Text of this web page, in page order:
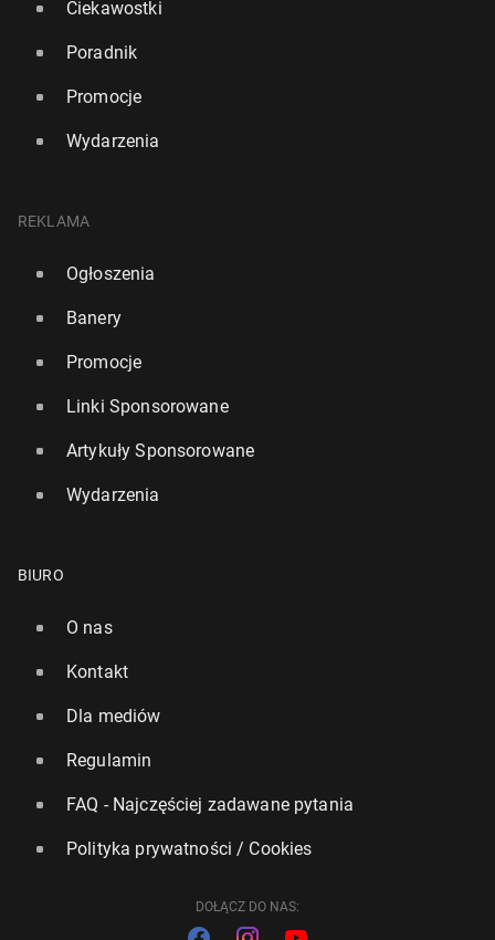
Ciekawostki
Poradnik
Promocje
Wydarzenia
REKLAMA
Ogłoszenia
Banery
Promocje
Linki Sponsorowane
Artykuły Sponsorowane
Wydarzenia
BIURO
O nas
Kontakt
Dla mediów
Regulamin
FAQ - Najczęściej zadawane pytania
Polityka prywatności / Cookies
DOŁĄCZ DO NAS: